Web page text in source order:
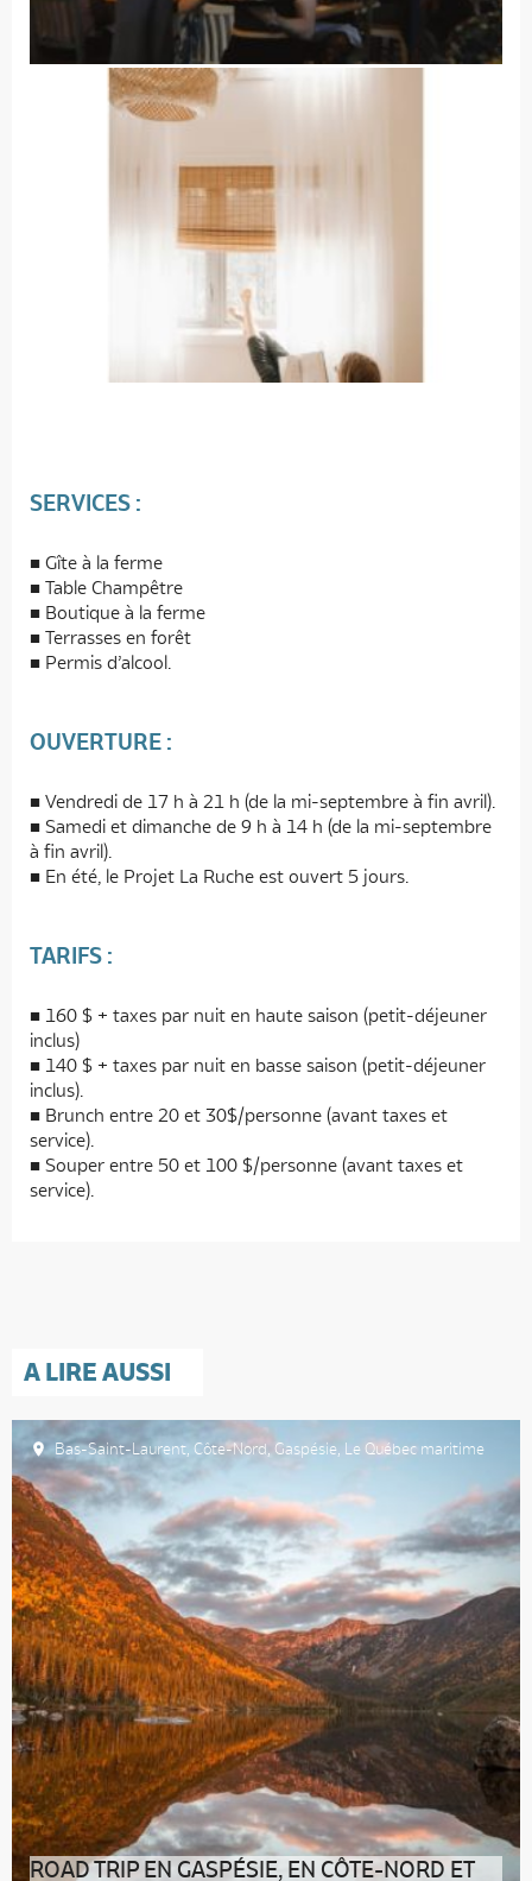
SERVICES :
Gîte à la ferme
Table Champêtre
Boutique à la ferme
Terrasses en forêt
Permis d’alcool.
OUVERTURE :
Vendredi de 17 h à 21 h (de la mi-septembre à fin avril).
Samedi et dimanche de 9 h à 14 h (de la mi-septembre
à fin avril).
En été, le Projet La Ruche est ouvert 5 jours.
TARIFS :
160 $ + taxes par nuit en haute saison (petit-déjeuner
inclus)
140 $ + taxes par nuit en basse saison (petit-déjeuner
inclus).
Brunch entre 20 et 30$/personne (avant taxes et
service).
Souper entre 50 et 100 $/personne (avant taxes et
service).
A LIRE AUSSI
Bas-Saint-Laurent Côte-Nord Gaspésie Le Québec maritime
ROAD TRIP EN GASPÉSIE, EN CÔTE-NORD ET